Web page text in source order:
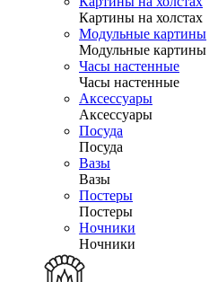
Картины на холстах
Модульные картины
Модульные картины
Часы настенные
Часы настенные
Аксессуары
Аксессуары
Посуда
Посуда
Вазы
Вазы
Постеры
Постеры
Ночники
Ночники